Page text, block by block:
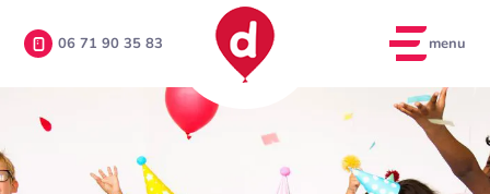
06 71 90 35 83 menu